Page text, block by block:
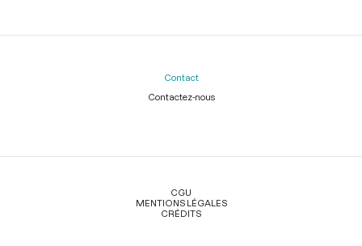
Contact
Contactez-nous
Légal
CGU
MENTIONS LÉGALES
CRÉDITS